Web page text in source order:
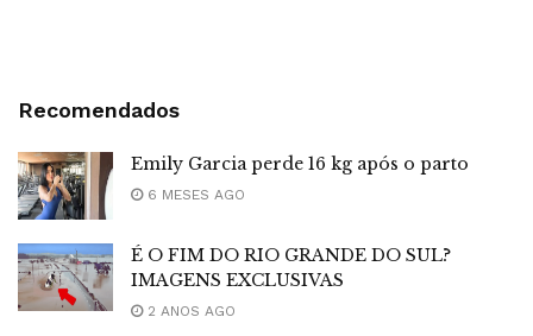
Recomendados
Emily Garcia perde 16 kg após o parto
6 MESES AGO
É O FIM DO RIO GRANDE DO SUL?
IMAGENS EXCLUSIVAS
2 ANOS AGO